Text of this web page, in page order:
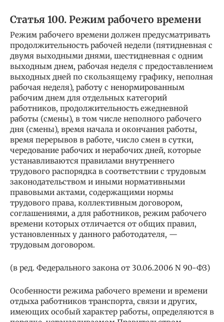
Статья 100. Режим рабочего времени
Режим рабочего времени должен предусматривать
продолжительность рабочей недели (пятидневная с
двумя выходными днями, шестидневная с одним
выходным днем, рабочая неделя с предоставлением
выходных дней по скользящему графику, неполная
рабочая неделя), работу с ненормированным
рабочим днем для отдельных категорий
работников, продолжительность ежедневной
работы (смены), в том числе неполного рабочего
дня (смены), время начала и окончания работы,
время перерывов в работе, число смен в сутки,
чередование рабочих и нерабочих дней, которые
устанавливаются правилами внутреннего
трудового распорядка в соответствии с трудовым
законодательством и иными нормативными
правовыми актами, содержащими нормы
трудового права, коллективным договором,
соглашениями, а для работников, режим рабочего
времени которых отличается от общих правил,
установленных у данного работодателя, —
трудовым договором.
(в ред. Федерального закона от 30.06.2006 N 90-ФЗ)
Особенности режима рабочего времени и времени
отдыха работников транспорта, связи и других,
имеющих особый характер работы, определяются в